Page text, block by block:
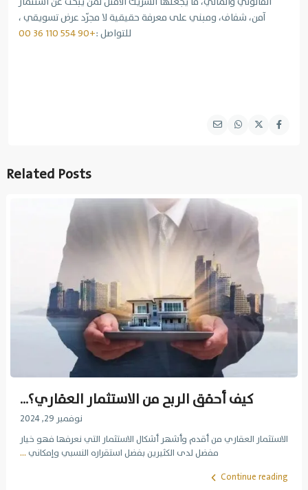
آمن، شفاف، ومبني على معرفة حقيقية لا مجرّد عرض تسويقي ،
للتواصل :+90 554 110 36 00
Related Posts
كيف أحقق الربح من الاستثمار العقاري؟...
نوفمبر 29, 2024
الاستثمار العقاري من أقدم وأشهر أشكال الاستثمار التي نعرفها فهو خيار
مفضل لدى الكثيرين بفضل استقراره النسبي وإمكاني...
Continue reading